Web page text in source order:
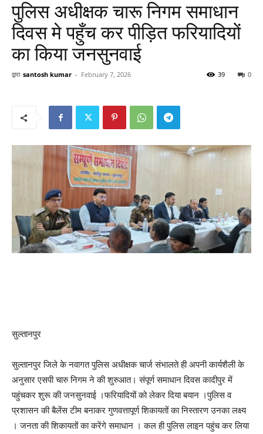
पुलिस अधीक्षक चारू निगम समाधान
दिवस मे पहुँच कर पीड़ित फरियादियों
का किया जनसुनवाई
द्वारा santosh kumar - February 7, 2026 0
39
सुल्तानपुर
सुल्तानपुर जिले के नवागत पुलिस अधीक्षक चार्ज संभालते ही अपनी कार्यशैली के
अनुसार एसपी चारु निगम ने की शुरुआत। संपूर्ण समाधान दिवस कादीपुर में
पहुंचकर शुरू की जनसुनवाई ।फरियादियों को लेकर दिया बयान ।पुलिस व
प्रशासन की बैलेंस टीम बनाकर गुणवत्तापूर्ण शिकायतों का निस्तारण उनका लक्ष्य
। जनता की शिकायतों का करेंगे समाधान । कल ही पुलिस लाइन पहुंच कर लिया